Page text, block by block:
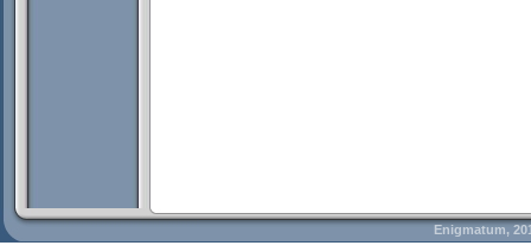
Enigmatum,